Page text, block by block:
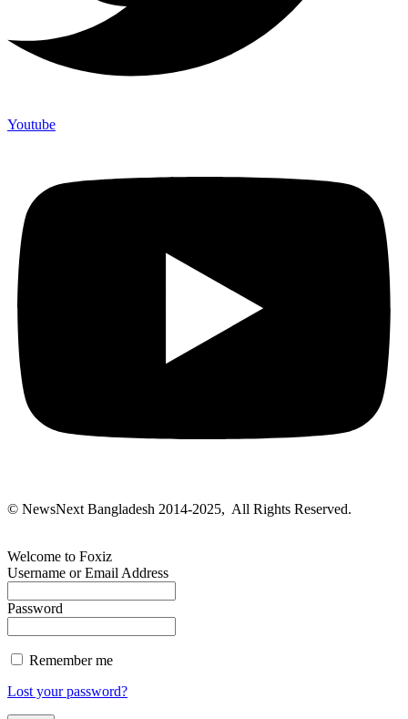
Youtube
© NewsNext Bangladesh 2014-2025, All Rights Reserved.
Welcome to Foxiz
Username or Email Address
Password
Remember me
Lost your password?